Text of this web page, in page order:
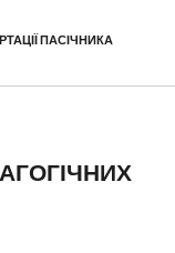
ПАСІЧНИКА